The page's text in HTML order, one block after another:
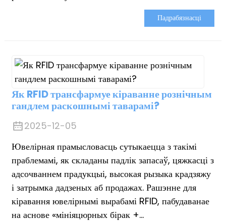
Падрабязнасці
Як RFID трансфармуе кіраванне рознічным
гандлем раскошнымі таварамі?
2025-12-05
Ювелірная прамысловасць сутыкаецца з такімі
праблемамі, як складаны падлік запасаў, цяжкасці з
адсочваннем прадукцыі, высокая рызыка крадзяжу
і затрымка дадзеных аб продажах. Рашэнне для
кіравання ювелірнымі вырабамі RFID, пабудаванае
на аснове «мініяцюрных бірак +...